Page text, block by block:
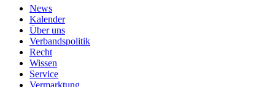
News
Kalender
Über uns
Verbandspolitik
Recht
Wissen
Service